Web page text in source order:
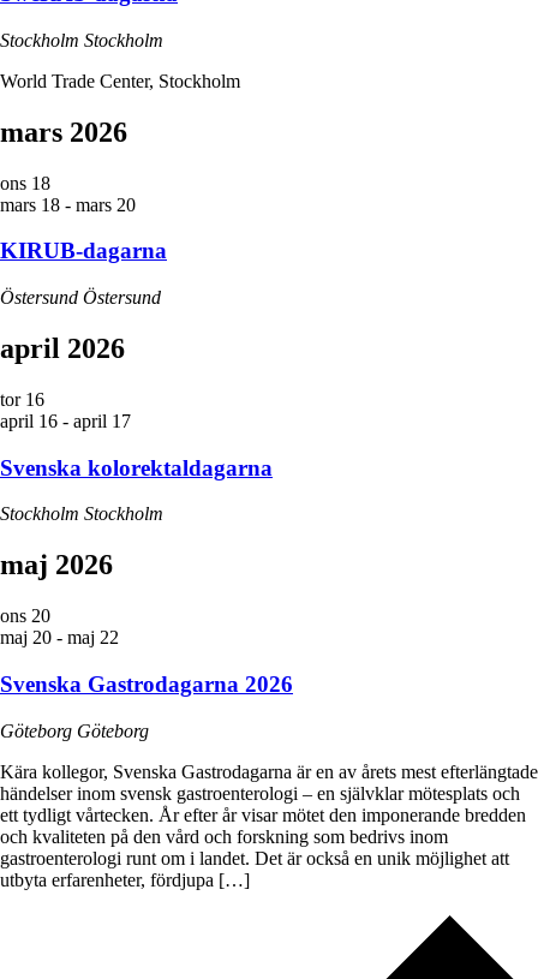
Stockholm Stockholm
World Trade Center, Stockholm
mars 2026
ons 18
mars 18 - mars 20
KIRUB-dagarna
Östersund Östersund
april 2026
tor 16
april 16 - april 17
Svenska kolorektaldagarna
Stockholm Stockholm
maj 2026
ons 20
maj 20 - maj 22
Svenska Gastrodagarna 2026
Göteborg Göteborg
Kära kollegor, Svenska Gastrodagarna är en av årets mest efterlängtade
händelser inom svensk gastroenterologi – en självklar mötesplats och
ett tydligt vårtecken. År efter år visar mötet den imponerande bredden
och kvaliteten på den vård och forskning som bedrivs inom
gastroenterologi runt om i landet. Det är också en unik möjlighet att
utbyta erfarenheter, fördjupa […]